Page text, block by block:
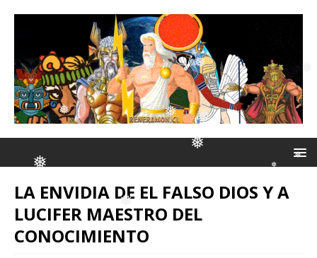
❅ ❅
❅
❅
❅
❅
❅
LA ENVIDIA DE EL FALSO DIOS Y A
LUCIFER MAESTRO DEL
CONOCIMIENTO